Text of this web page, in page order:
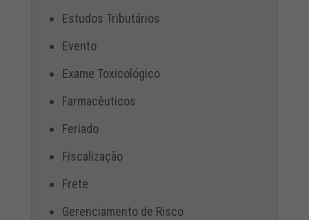
Estudos Tributários
Evento
Exame Toxicológico
Farmacêuticos
Feriado
Fiscalização
Frete
Gerenciamento de Risco